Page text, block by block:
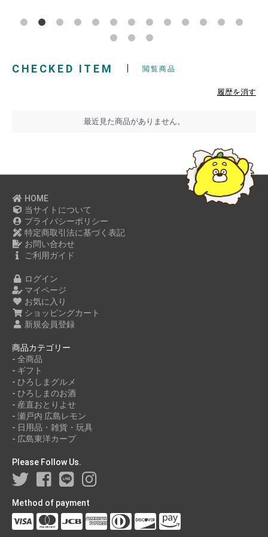
CHECKED ITEM 閲覧商品
履歴を消す
最近見た商品がありません。
HOME
当サイトについて
プライバシーポリシー
特定商取引法に基づく表記
お問い合わせ
ご利用ガイド
ログイン
マイページ
お気に入り
ショッピングカート
新規会員登録
商品カテゴリー
- 全商品
- ギフト
- ひろしまグルメ
- ひろしまのお酒
- 産直おとりよせ
- 瀬戸内 広島レモン
- 日用品・雑貨・玩具
- 広島東洋カープ
Please Follow Us.
Method of payment